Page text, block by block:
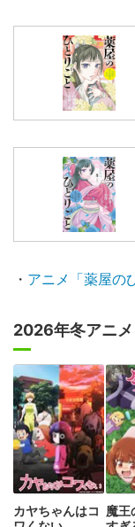
・ アニメ「薬屋の
2026年冬アニ
カヤちゃんはコ 魔王